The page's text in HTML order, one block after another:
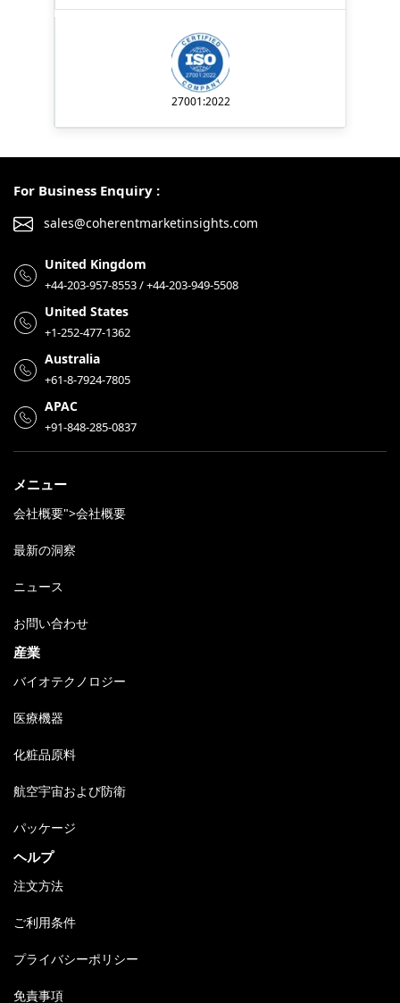
27001:2022
For Business Enquiry :
sales@coherentmarketinsights.com
United Kingdom
+44-203-957-8553 / +44-203-949-5508
United States
+1-252-477-1362
Australia
+61-8-7924-7805
APAC
+91-848-285-0837
メニュー
会社概要">会社概要
最新の洞察
ニュース
お問い合わせ
産業
バイオテクノロジー
医療機器
化粧品原料
航空宇宙および防衛
パッケージ
ヘルプ
注文方法
ご利用条件
プライバシーポリシー
免責事項